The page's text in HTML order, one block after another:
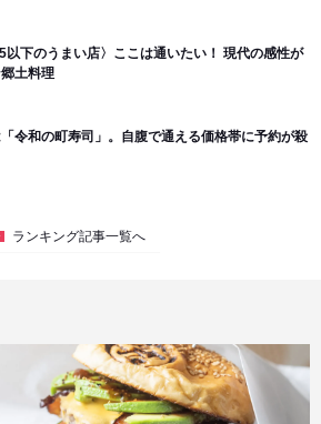
以下のうまい店〉ここは通いたい！ 現代の感性が
土料理
令和の町寿司」。自腹で通える価格帯に予約が殺
ランキング記事一覧へ